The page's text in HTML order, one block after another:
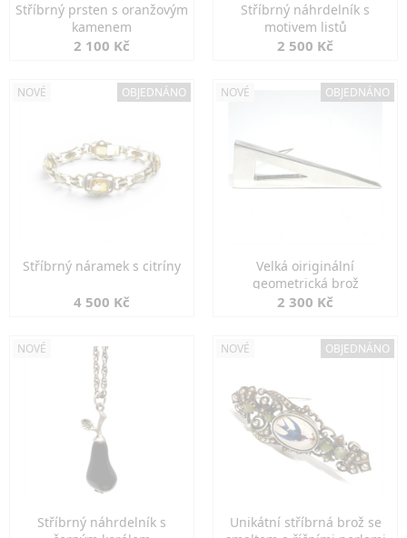
Stříbrný prsten s oranžovým
kamenem
2 100 Kč
Stříbrný náhrdelník s
motivem listů
2 500 Kč
NOVÉ OBJEDNÁNO
Stříbrný náramek s citríny
4 500 Kč
NOVÉ OBJEDNÁNO
Velká oiriginální
geometrická brož
2 300 Kč
NOVÉ
Stříbrný náhrdelník s
NOVÉ OBJEDNÁNO
Unikátní stříbrná brož se